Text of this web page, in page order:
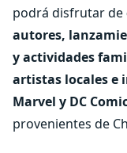
podrá disfrutar de
autores,
y actividades
artistas locales e
Marvel y DC
provenientes de